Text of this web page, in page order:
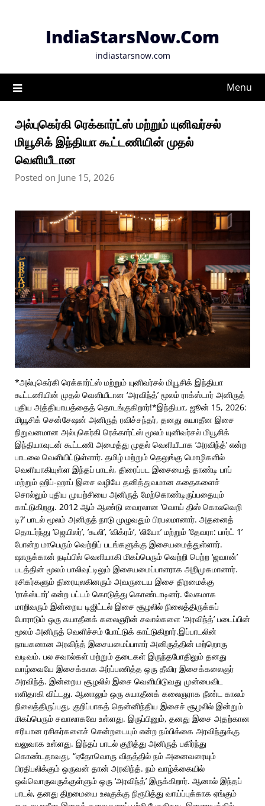
IndiaStarsNow.Com
indiastarsnow.com
Menu
அல்புகெர்கி ரெக்கார்ட்ஸ் மற்றும் யுனிவர்சல்
மியூசிக் இந்தியா கூட்டணியின் முதல்
வெளியீடான
Posted on June 15, 2026
*அல்புகெர்கி ரெக்கார்ட்ஸ் மற்றும் யுனிவர்சல் மியூசிக் இந்தியா
கூட்டணியின் முதல் வெளியீடான ‘அரவிந்த்’ மூலம் ராக்ஸ்டார் அனிருத்
புதிய அத்தியாயத்தைத் தொடங்குகிறார்!*இந்தியா, ஜூன் 15, 2026:
மியூசிக் சென்சேஷன் அனிருத் ரவிச்சந்தர், தனது சுயாதீன இசை
நிறுவனமான அல்புகெர்கி ரெக்கார்ட்ஸ் மூலம் யுனிவர்சல் மியூசிக்
இந்தியாவுடன் கூட்டணி அமைத்து முதல் வெளியீடாக ’அரவிந்த்’ என்ற
பாடலை வெளியிட்டுள்ளார். தமிழ் மற்றும் தெலுங்கு மொழிகளில்
வெளியாகியுள்ள இந்தப் பாடல், திரைப்பட இசையைத் தாண்டி பாப்
மற்றும் ஹிப்-ஹாப் இசை வழியே தனித்துவமான கதைகளைச்
சொல்லும் புதிய முயற்சியை அனிருத் மேற்கொண்டிருப்பதையும்
காட்டுகிறது. 2012 ஆம் ஆண்டு வைரலான ’வொய் திஸ் கொலவெறி
டி?’ பாடல் மூலம் அனிருத் நாடு முழுவதும் பிரபலமானார். அதனைத்
தொடர்ந்து ’ஜெயிலர்’, ’கூலி’, ’விக்ரம்’, ’லியோ’ மற்றும் ’தேவரா: பார்ட் 1’
போன்ற மாபெரும் வெற்றிப் படங்களுக்கு இசையமைத்துள்ளார்.
ஷாருக்கான் நடிப்பில் வெளியாகி மிகப்பெரும் வெற்றி பெற்ற ‘ஜவான்’
படத்தின் மூலம் பாலிவுட்டிலும் இசையமைப்பாளராக அறிமுகமானார்.
ரசிகர்களும் திரையுலகினரும் அவருடைய இசை திறமைக்கு
‘ராக்ஸ்டார்’ என்ற பட்டம் கொடுத்து கொண்டாடினர். வேகமாக
மாறிவரும் இன்றைய டிஜிட்டல் இசை சூழலில் நிலைத்திருக்கப்
போராடும் ஒரு சுயாதீனக் கலைஞரின் சவால்களை ‘அரவிந்த்’ படைப்பின்
மூலம் அனிருத் வெளிச்சம் போட்டுக் காட்டுகிறார்.இப்பாடலின்
நாயகனான அரவிந்த் இசையமைப்பாளர் அனிருத்தின் மற்றொரு
வடிவம். பல சவால்கள் மற்றும் தடைகள் இருந்தபோதிலும் தனது
வாழ்வையே இசைக்காக அர்ப்பணித்த ஒரு தீவிர இசைக்கலைஞர்
அரவிந்த். இன்றைய சூழலில் இசை வெளியிடுவது முன்பைவிட
எளிதாகி விட்டது. ஆனாலும் ஒரு சுயாதீனக் கலைஞராக நீண்ட காலம்
நிலைத்திருப்பது, குறிப்பாகத் தென்னிந்திய இசைச் சூழலில் இன்றும்
மிகப்பெரும் சவாலாகவே உள்ளது. இருப்பினும், தனது இசை அதற்கான
சரியான ரசிகர்களைச் சென்றடையும் என்ற நம்பிக்கை அரவிந்துக்கு
வலுவாக உள்ளது. இந்தப் பாடல் குறித்து அனிருத் பகிர்ந்து
கொண்டதாவது, “ஏதோவொரு விதத்தில் நம் அனைவரையும்
பிரதிபலிக்கும் ஒருவன் தான் அரவிந்த். நம் வாழ்க்கையில்
ஒவ்வொருவருக்குள்ளும் ஒரு ‘அரவிந்த்’ இருக்கிறார். ஆனால் இந்தப்
பாடல், தனது திறமையை உலகுக்கு நிரூபித்து வாய்ப்புக்காக ஏங்கும்